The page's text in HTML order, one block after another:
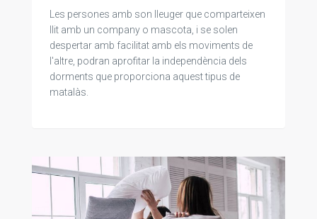
Les persones amb son lleuger que comparteixen
llit amb un company o mascota, i se solen
despertar amb facilitat amb els moviments de
l'altre, podran aprofitar la independència dels
dorments que proporciona aquest tipus de
matalàs.